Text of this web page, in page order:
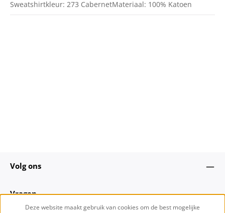
Sweatshirtkleur: 273 CabernetMateriaal: 100% Katoen
Volg ons
Vragen
Deze website maakt gebruik van cookies om de best mogelijke